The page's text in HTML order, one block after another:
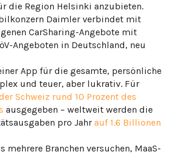
die Region Helsinki anzubieten.
Daimler verbindet mit
CarSharing-Angebote mit
Angeboten in Deutschland, neu
App für die gesamte, persönliche
und teuer, aber lukrativ. Für
Schweiz rund 10 Prozent des
ausgegeben – weltweit werden die
pro Jahr auf 1.6 Billionen
mehrere Branchen versuchen, MaaS-